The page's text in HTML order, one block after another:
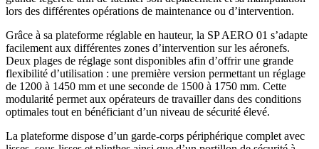
lors des différentes opérations de maintenance ou d’intervention.
Grâce à sa plateforme réglable en hauteur, la SP AERO 01 s’adapte
facilement aux différentes zones d’intervention sur les aéronefs.
Deux plages de réglage sont disponibles afin d’offrir une grande
flexibilité d’utilisation : une première version permettant un réglage
de 1200 à 1450 mm et une seconde de 1500 à 1750 mm. Cette
modularité permet aux opérateurs de travailler dans des conditions
optimales tout en bénéficiant d’un niveau de sécurité élevé.
La plateforme dispose d’un garde-corps périphérique complet avec